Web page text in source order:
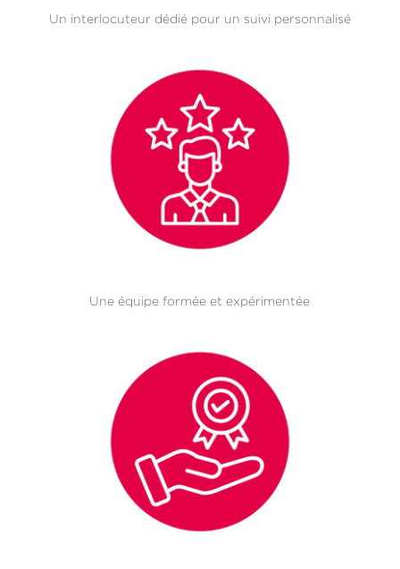
Un interlocuteur dédié pour un suivi personnalisé
Une équipe formée et expérimentée